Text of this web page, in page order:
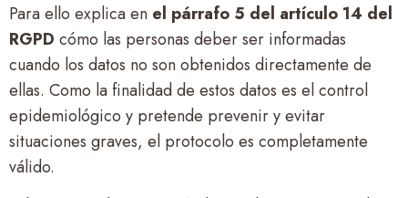
Para ello explica en el párrafo 5 del artículo 14 del
RGPD cómo las personas deber ser informadas
cuando los datos no son obtenidos directamente de
ellas. Como la finalidad de estos datos es el control
epidemiológico y pretende prevenir y evitar
situaciones graves, el protocolo es completamente
válido.